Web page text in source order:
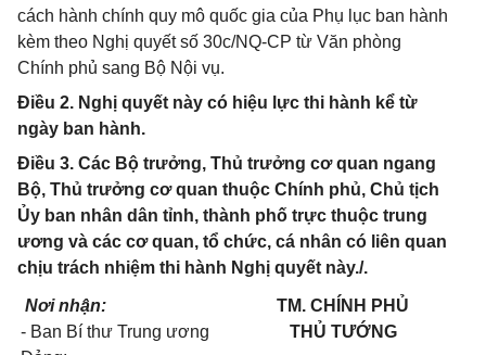
cách hành chính quy mô quốc gia của Phụ lục ban hành
kèm theo Nghị quyết số 30c/NQ-CP từ Văn phòng
Chính phủ sang Bộ Nội vụ.
Điều 2. Nghị quyết này có hiệu lực thi hành kể từ
ngày ban hành.
Điều 3. Các Bộ trưởng, Thủ trưởng cơ quan ngang
Bộ, Thủ trưởng cơ quan thuộc Chính phủ, Chủ tịch
Ủy ban nhân dân tỉnh, thành phố trực thuộc trung
ương và các cơ quan, tổ chức, cá nhân có liên quan
chịu trách nhiệm thi hành Nghị quyết này./.
Nơi nhận:
- Ban Bí thư Trung ương
TM. CHÍNH PHỦ
THỦ TƯỚNG